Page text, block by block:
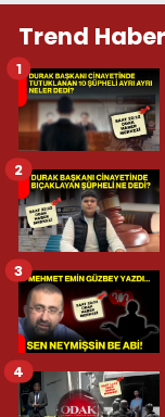
Trend
1
2
3
4